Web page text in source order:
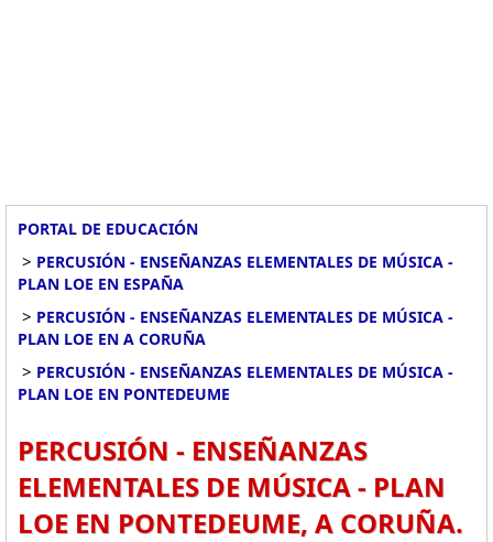
PORTAL DE EDUCACIÓN
> PERCUSIÓN - ENSEÑANZAS ELEMENTALES DE MÚSICA -
PLAN LOE EN ESPAÑA
> PERCUSIÓN - ENSEÑANZAS ELEMENTALES DE MÚSICA -
PLAN LOE EN A CORUÑA
> PERCUSIÓN - ENSEÑANZAS ELEMENTALES DE MÚSICA -
PLAN LOE EN PONTEDEUME
PERCUSIÓN - ENSEÑANZAS
ELEMENTALES DE MÚSICA - PLAN
LOE EN PONTEDEUME, A CORUÑA.